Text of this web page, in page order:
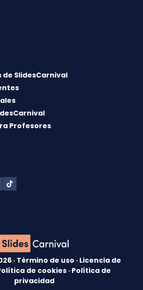
de SlidesCarnival
Profesores
· Término de uso · Licencia de
de cookies · Política de
privacidad